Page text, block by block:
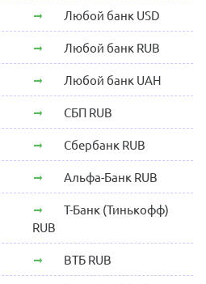
Любой банк USD
Любой банк RUB
Любой банк UAH
СБП RUB
Сбербанк RUB
Альфа-Банк RUB
Т-Банк (Тинькофф)
RUB
ВТБ RUB